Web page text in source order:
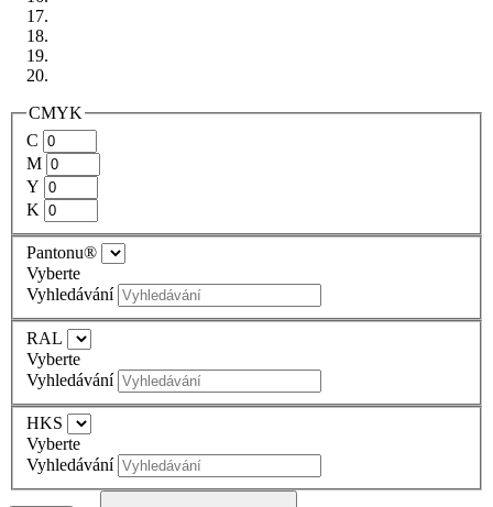
CMYK
C
M
Y
K
Pantonu®
Vyberte
Vyhledávání
RAL
Vyberte
Vyhledávání
HKS
Vyberte
Vyhledávání